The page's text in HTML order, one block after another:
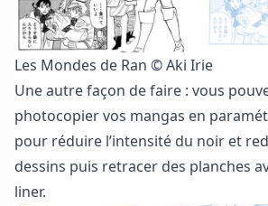
Les Mondes de Ran © Aki Irie
Une autre façon de faire : vous
photocopier vos mangas en
pour réduire l’intensité du noir et
dessins puis retracer des planches
liner.